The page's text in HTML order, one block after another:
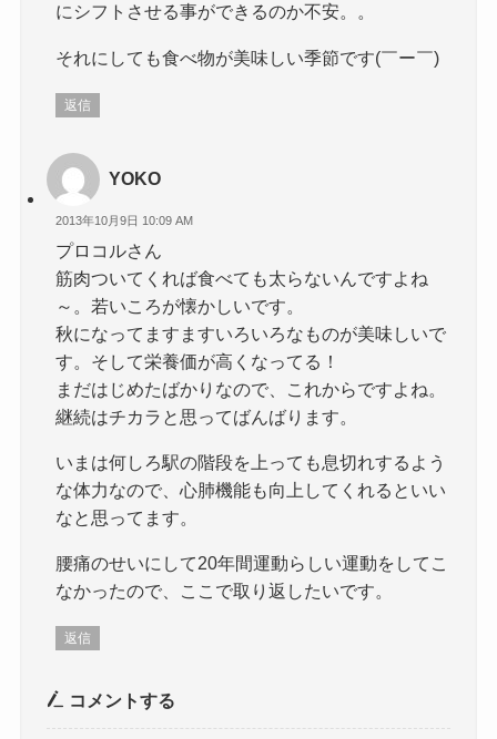
にシフトさせる事ができるのか不安。。
それにしても食べ物が美味しい季節です(￣ー￣)
返信
YOKO
2013年10月9日 10:09 AM
プロコルさん
筋肉ついてくれば食べても太らないんですよね
～。若いころが懐かしいです。
秋になってますますいろいろなものが美味しいで
す。そして栄養価が高くなってる！
まだはじめたばかりなので、これからですよね。
継続はチカラと思ってばんばります。
いまは何しろ駅の階段を上っても息切れするよう
な体力なので、心肺機能も向上してくれるといい
なと思ってます。
腰痛のせいにして20年間運動らしい運動をしてこ
なかったので、ここで取り返したいです。
返信
コメントする